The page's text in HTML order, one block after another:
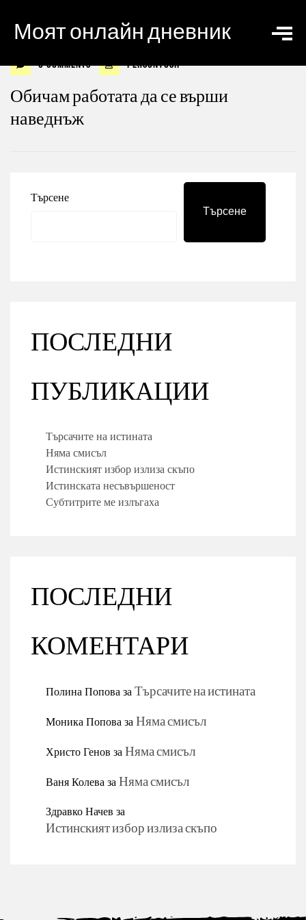
Моят онлайн дневник
0 Comments personyosif
Обичам работата да се върши
наведнъж
Търсене
Търсене
ПОСЛЕДНИ
ПУБЛИКАЦИИ
Търсачите на истината
Няма смисъл
Истинският избор излиза скъпо
Истинската несъвършеност
Субтитрите ме излъгаха
ПОСЛЕДНИ
КОМЕНТАРИ
Полина ПоповазаТърсачите на истината
Моника ПоповазаНяма смисъл
Христо ГеновзаНяма смисъл
Ваня КолевазаНяма смисъл
Здравко Начевза
Истинският избор излиза скъпо